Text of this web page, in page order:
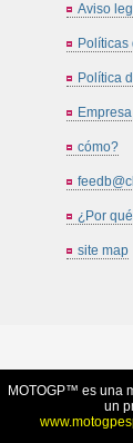
Aviso
Políticas
Política
Empresa
cómo?
¿Por
site map
MOTOGP™ es una
un